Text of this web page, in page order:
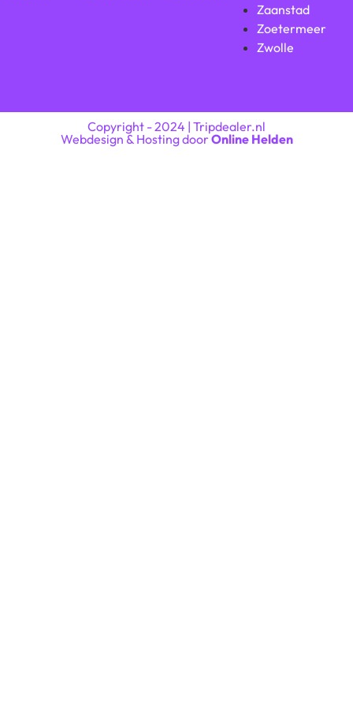
Zaanstad
Zoetermeer
Zwolle
Copyright - 2024 | Tripdealer.nl
Webdesign & Hosting doorOnline Helden